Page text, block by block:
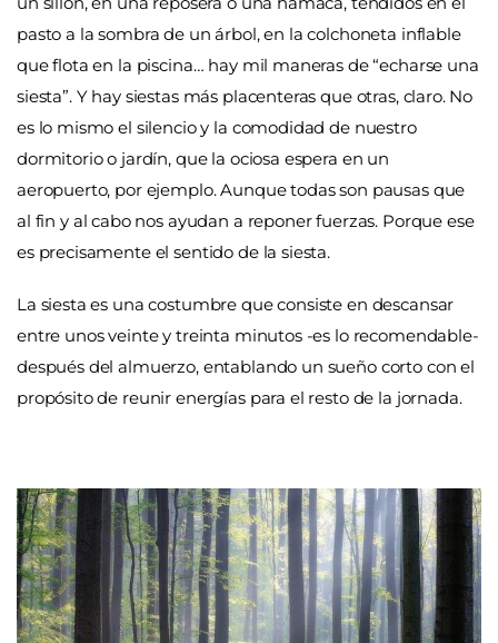
pasto a la sombra de un árbol, en la colchoneta inflable
que flota en la piscina… hay mil maneras de “echarse una
siesta”. Y hay siestas más placenteras que otras, claro. No
es lo mismo el silencio y la comodidad de nuestro
dormitorio o jardín, que la ociosa espera en un
aeropuerto, por ejemplo. Aunque todas son pausas que
al fin y al cabo nos ayudan a reponer fuerzas. Porque ese
es precisamente el sentido de la siesta.
La siesta es una costumbre que consiste en descansar
entre unos veinte y treinta minutos -es lo recomendable-
después del almuerzo, entablando un sueño corto con el
propósito de reunir energías para el resto de la jornada.